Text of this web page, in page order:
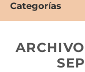
Categorías